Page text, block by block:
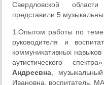
Свердловской
представили 5
1.Опытом работы по теме
руководителя и
коммуникативных
аутистического
Андреевна ,
Ивановна, воспитатель,